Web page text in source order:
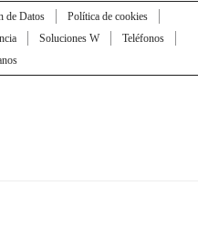
de Datos
Política de cookies
Soluciones W
Teléfonos